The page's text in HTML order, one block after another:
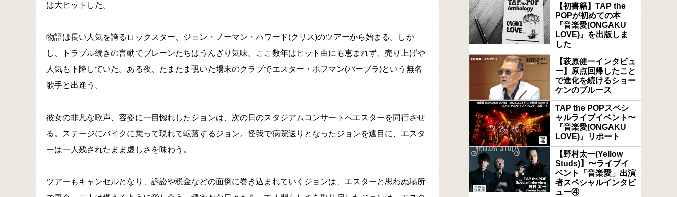
は大ヒットした。
物語は長い人気を誇るロックスター、ジョン・ノーマン・ハワード(クリス)のツアーから始まる。しか
し、トラブル続きの言動でブレーンたちはうんざり気味。ここ数年はヒット曲にも恵まれず、売り上げや
人気も下降していた。ある夜、たまたま覗いた場末のクラブでエスター・ホフマン(バーブラ)という無名
歌手と出逢う。
彼女の非凡な歌声、容姿に一目惚れしたジョンは、次の日のスタジアムコンサートへエスターを同行させ
る。ステージにバイクに乗って現れて転落するジョン。怪我で病院送りとなったジョンを遠目に、エスタ
ーは一人残されたまま虚しさを味わう。
ツアーもキャンセルとなり、訴訟や税金などの面倒に巻き込まれていくジョンは、エスターと思わぬ場所
【初書籍】TAP the
POPが初めての本
『音楽愛(ONGAKU
LOVE)』を出版しま
した
【萩原健一インタビュ
ー】原点回帰したこと
で進化を続けるショー
ケンのブルース
TAP the POPスペシ
ャルライブイベント〜
『音楽愛(ONGAKU
LOVE)』リポート
【野村太一(Yellow
Studs)】〜ライブイ
ベント「音楽愛」出演
者スペシャルインタビ
ュー④